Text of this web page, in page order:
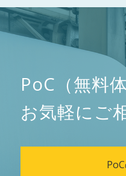
PoC（無料
お気軽にご